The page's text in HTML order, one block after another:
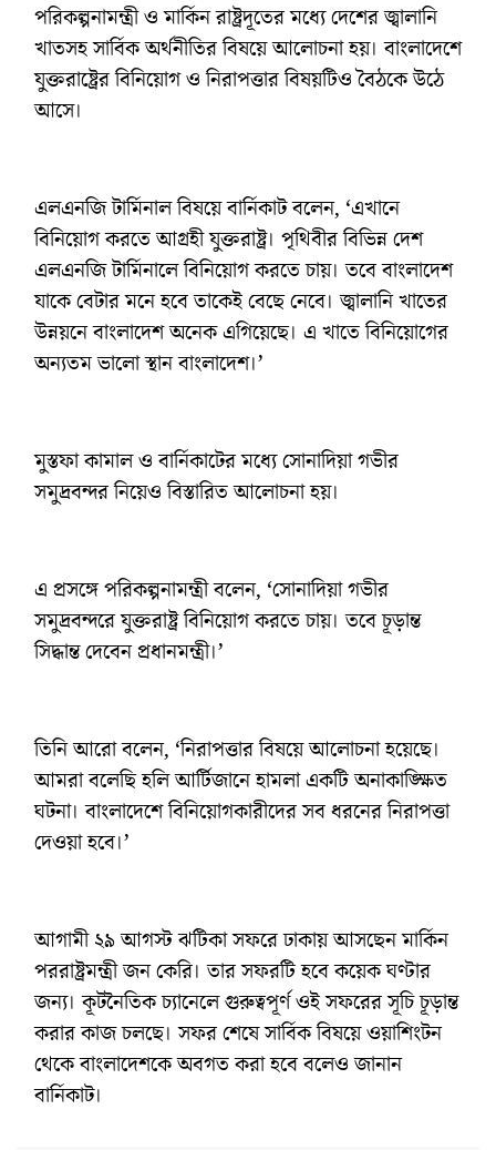
পরিকল্পনামন্ত্রী ও মার্কিন রাষ্ট্রদূতের মধ্যে দেশের জ্বালানি
খাতসহ সার্বিক অর্থনীতির বিষয়ে আলোচনা হয়। বাংলাদেশে
যুক্তরাষ্ট্রের বিনিয়োগ ও নিরাপত্তার বিষয়টিও বৈঠকে উঠে
আসে।
এলএনজি টার্মিনাল বিষয়ে বার্নিকাট বলেন, ‘এখানে
বিনিয়োগ করতে আগ্রহী যুক্তরাষ্ট্র। পৃথিবীর বিভিন্ন দেশ
এলএনজি টার্মিনালে বিনিয়োগ করতে চায়। তবে বাংলাদেশ
যাকে বেটার মনে হবে তাকেই বেছে নেবে। জ্বালানি খাতের
উন্নয়নে বাংলাদেশ অনেক এগিয়েছে। এ খাতে বিনিয়োগের
অন্যতম ভালো স্থান বাংলাদেশ।’
মুস্তফা কামাল ও বার্নিকাটের মধ্যে সোনাদিয়া গভীর
সমুদ্রবন্দর নিয়েও বিস্তারিত আলোচনা হয়।
এ প্রসঙ্গে পরিকল্পনামন্ত্রী বলেন, ‘সোনাদিয়া গভীর
সমুদ্রবন্দরে যুক্তরাষ্ট্র বিনিয়োগ করতে চায়। তবে চূড়ান্ত
সিদ্ধান্ত দেবেন প্রধানমন্ত্রী।’
তিনি আরো বলেন, ‘নিরাপত্তার বিষয়ে আলোচনা হয়েছে।
আমরা বলেছি হলি আর্টিজানে হামলা একটি অনাকাঙ্ক্ষিত
ঘটনা। বাংলাদেশে বিনিয়োগকারীদের সব ধরনের নিরাপত্তা
দেওয়া হবে।’
আগামী ২৯ আগস্ট ঝটিকা সফরে ঢাকায় আসছেন মার্কিন
পররাষ্ট্রমন্ত্রী জন কেরি। তার সফরটি হবে কয়েক ঘণ্টার
জন্য। কূটনৈতিক চ্যানেলে গুরুত্বপূর্ণ ওই সফরের সূচি চূড়ান্ত
করার কাজ চলছে। সফর শেষে সার্বিক বিষয়ে ওয়াশিংটন
থেকে বাংলাদেশকে অবগত করা হবে বলেও জানান
বার্নিকাট।